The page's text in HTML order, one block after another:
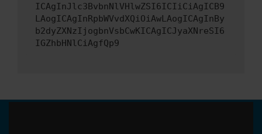
ICAgInJlc3BvbnNlVHlwZSI6ICIiCiAgICB9
LAogICAgInRpbWVvdXQiOiAwLAogICAgInBy
b2dyZXNzIjogbnVsbCwKICAgICJyaXNreSI6
IGZhbHNlCiAgfQp9